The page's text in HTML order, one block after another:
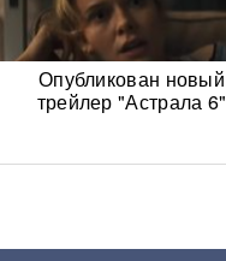
Опубликован новый
трейлер "Астрала 6"